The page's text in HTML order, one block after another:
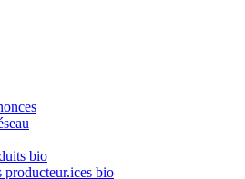
bio
producteur.ices bio